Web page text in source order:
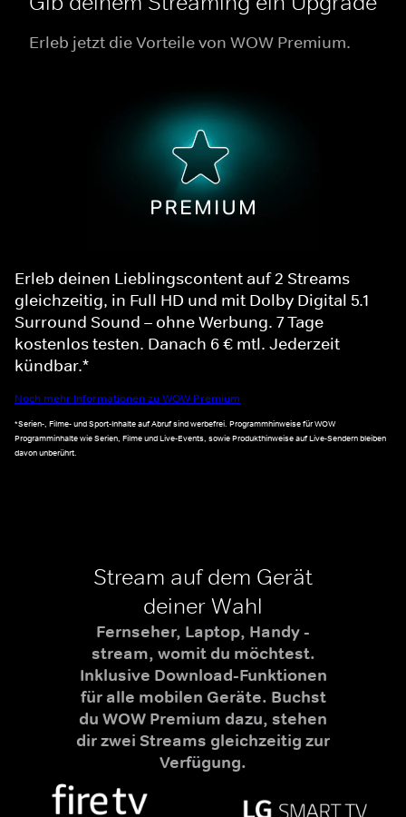
Erleb jetzt die Vorteile von WOW Premium.
Erleb deinen Lieblingscontent auf 2 Streams
gleichzeitig, in Full HD und mit Dolby Digital 5.1
Surround Sound – ohne Werbung. 7 Tage
kostenlos testen. Danach 6 € mtl. Jederzeit
kündbar.*
Noch mehr Informationen zu WOW Premium
*Serien-, Filme- und Sport-Inhalte auf Abruf sind werbefrei. Programmhinweise für WOW
Programminhalte wie Serien, Filme und Live-Events, sowie Produkthinweise auf Live-Sendern bleiben
davon unberührt.
Stream auf dem Gerät
deiner Wahl
Fernseher, Laptop, Handy -
stream, womit du möchtest.
Inklusive Download-Funktionen
für alle mobilen Geräte. Buchst
du WOW Premium dazu, stehen
dir zwei Streams gleichzeitig zur
Verfügung.